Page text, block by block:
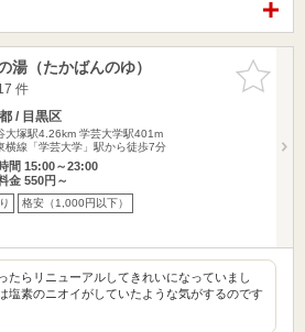
お気に入
りに追加
湯（たかばんのゆ）
件
/ 目黒区
大塚駅4.26km 学芸大学駅401m
横線「学芸大学」駅から徒歩7分
間 15:00～23:00
金 550円～
格安（1,000円以下）
たらリニューアルしてきれいになっていまし
塩素のニオイがしていたような気がするのです